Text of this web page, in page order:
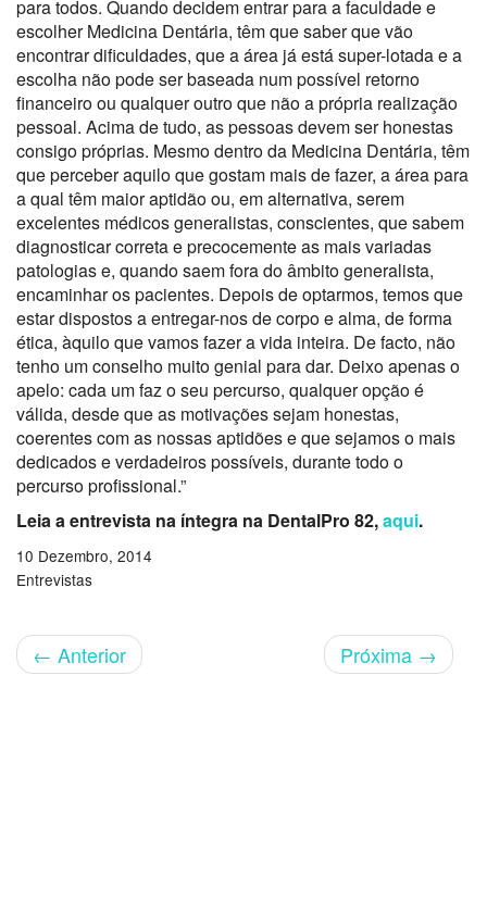
para todos. Quando decidem entrar para a faculdade e
escolher Medicina Dentária, têm que saber que vão
encontrar dificuldades, que a área já está super-lotada e a
escolha não pode ser baseada num possível retorno
financeiro ou qualquer outro que não a própria realização
pessoal. Acima de tudo, as pessoas devem ser honestas
consigo próprias. Mesmo dentro da Medicina Dentária, têm
que perceber aquilo que gostam mais de fazer, a área para
a qual têm maior aptidão ou, em alternativa, serem
excelentes médicos generalistas, conscientes, que sabem
diagnosticar correta e precocemente as mais variadas
patologias e, quando saem fora do âmbito generalista,
encaminhar os pacientes. Depois de optarmos, temos que
estar dispostos a entregar-nos de corpo e alma, de forma
ética, àquilo que vamos fazer a vida inteira. De facto, não
tenho um conselho muito genial para dar. Deixo apenas o
apelo: cada um faz o seu percurso, qualquer opção é
válida, desde que as motivações sejam honestas,
coerentes com as nossas aptidões e que sejamos o mais
dedicados e verdadeiros possíveis, durante todo o
percurso profissional.”
Leia a entrevista na íntegra na DentalPro 82,aqui.
10 Dezembro, 2014
Entrevistas
← Anterior Próxima →